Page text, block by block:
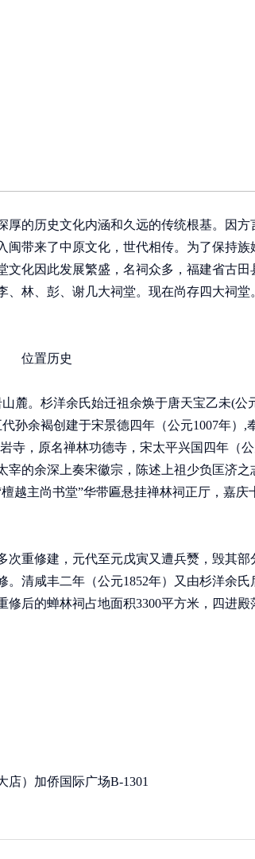
的历史文化内涵和久远的传统根基。因方
闽带来了中原文化，世代相传。为了保持
化因此发展繁盛，名祠众多，福建省古田
林、彭、谢几大祠堂。现在尚存四大祠
位置历史
麓。杉洋余氏始迁祖余焕于唐天宝乙未(公
孙余褐创建于宋景德四年（公元1007年）,
寺，原名禅林功德寺，宋太平兴国四年（公
的余深上奏宋徽宗，陈述上祖少负匡济
越主尚书堂”华带匾悬挂禅林祠正厅，嘉庆
重修建，元代至元戊寅又遭兵燹，毁其部
清咸丰二年（公元1852年）又由杉洋余
后的蝉林祠占地面积3300平方米，四进
）加侨国际广场B-1301